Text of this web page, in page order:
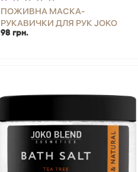
ПОЖИВНА МАСКА-
РУКАВИЧКИ ДЛЯ РУК JOKO
BLEND
98 грн.
-